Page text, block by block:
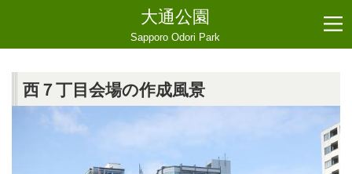
大通公園
Sapporo Odori Park
西７丁目会場の作成風景